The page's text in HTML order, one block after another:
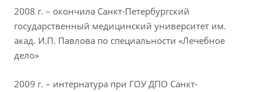
2008 г. – окончила Санкт-Петербургский
государственный медицинский университет им.
акад. И.П. Павлова по специальности «Лечебное
дело»
2009 г. – интернатура при ГОУ ДПО Санкт-